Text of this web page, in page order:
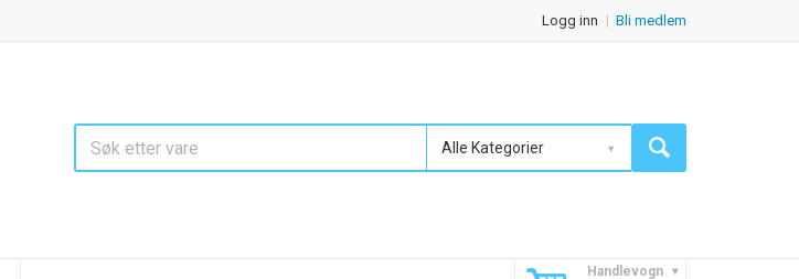
Logg inn Bli medlem
Alle Kategorier
Handlevogn